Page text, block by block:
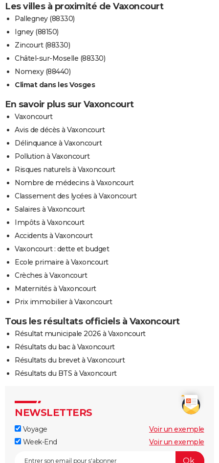
Les villes à proximité de Vaxoncourt
Pallegney (88330)
Igney (88150)
Zincourt (88330)
Châtel-sur-Moselle (88330)
Nomexy (88440)
Climat dans les Vosges
En savoir plus sur Vaxoncourt
Vaxoncourt
Avis de décès à Vaxoncourt
Délinquance à Vaxoncourt
Pollution à Vaxoncourt
Risques naturels à Vaxoncourt
Nombre de médecins à Vaxoncourt
Classement des lycées à Vaxoncourt
Salaires à Vaxoncourt
Impôts à Vaxoncourt
Accidents à Vaxoncourt
Vaxoncourt : dette et budget
Ecole primaire à Vaxoncourt
Crèches à Vaxoncourt
Maternités à Vaxoncourt
Prix immobilier à Vaxoncourt
Tous les résultats officiels à Vaxoncourt
Résultat municipale 2026 à Vaxoncourt
Résultats du bac à Vaxoncourt
Résultats du brevet à Vaxoncourt
Résultats du BTS à Vaxoncourt
NEWSLETTERS
Voyage
Voir un exemple
Week-End
Voir un exemple